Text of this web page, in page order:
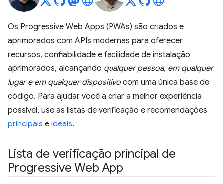
Os Progressive Web Apps (PWAs) são criados e
aprimorados com APIs modernas para oferecer
recursos, confiabilidade e facilidade de instalação
aprimorados, alcançando qualquer pessoa, em qualquer
lugar e em qualquer dispositivo com uma única base de
código. Para ajudar você a criar a melhor experiência
possível, use as listas de verificação e recomendações
principais e ideais.
Lista de verificação principal de
Progressive Web App